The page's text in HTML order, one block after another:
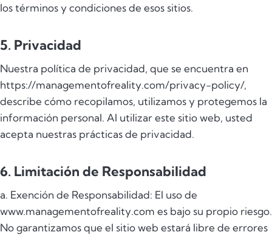
los términos y condiciones de esos sitios.
5. Privacidad
Nuestra política de privacidad, que se encuentra en
https://managementofreality.com/privacy-policy/,
describe cómo recopilamos, utilizamos y protegemos la
información personal. Al utilizar este sitio web, usted
acepta nuestras prácticas de privacidad.
6. Limitación de Responsabilidad
a. Exención de Responsabilidad: El uso de
www.managementofreality.com es bajo su propio riesgo.
No garantizamos que el sitio web estará libre de errores